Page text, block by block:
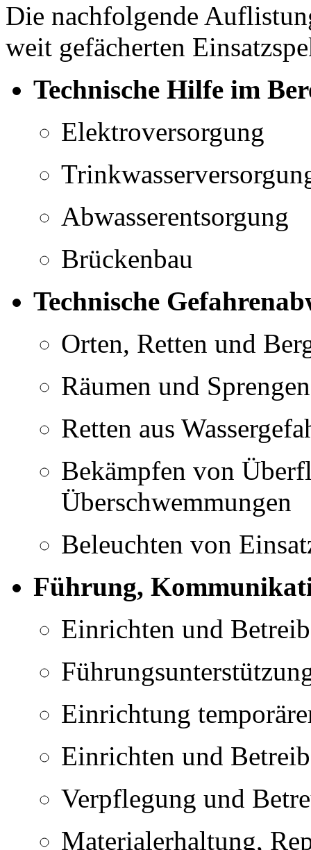
Die nachfolgende
weit gefächerten
Technische Hilfe im
Elektroversorgung
Abwasserentsorgung
Brückenbau
Technische
Orten, Retten und
Räumen und Sprengen
Retten aus
Bekämpfen von
Überschwemmungen
Beleuchten von
Führung,
Einrichten und
Einrichtung
Einrichten und
Verpflegung und
Materialerhaltung,